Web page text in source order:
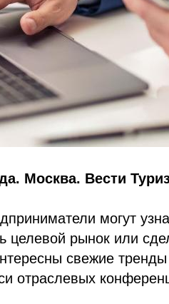
Москва. Вести
могут
целевой рынок или
свежие
отраслевых